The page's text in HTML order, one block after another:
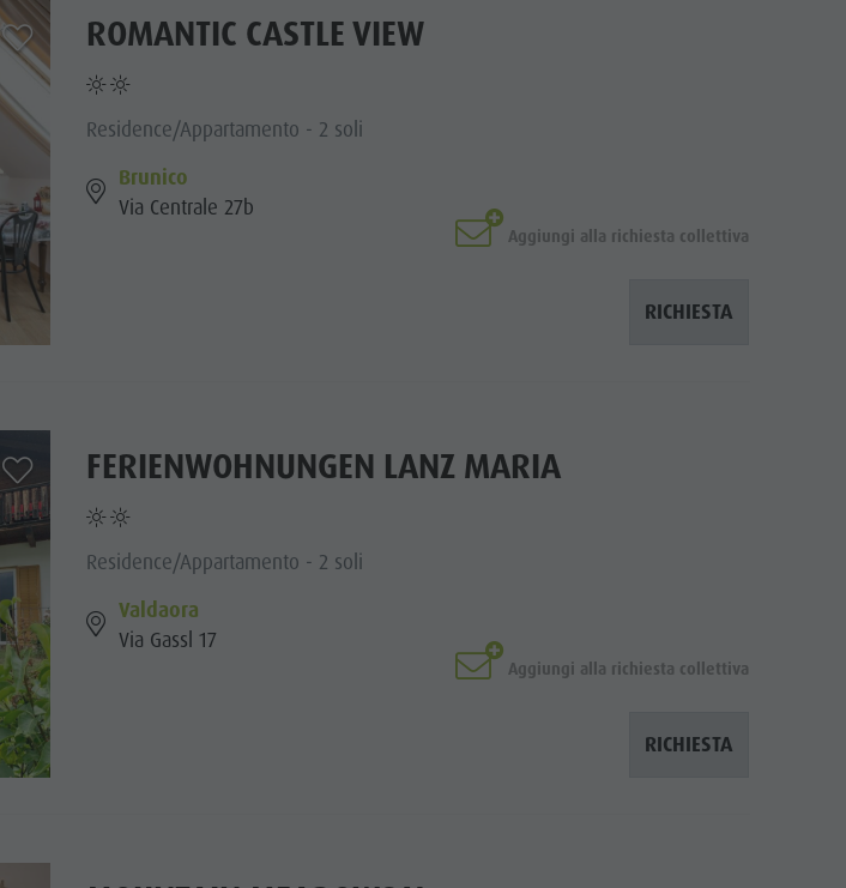
aria.add_to_watchlistROMANTIC CASTLE VIEW
Residence/Appartamento - 2 soli
Brunico
Via Centrale 27b
Aggiungi alla richiesta collettiva
RICHIESTA
aria.add_to_watchlistFERIENWOHNUNGEN LANZ MARIA
Residence/Appartamento - 2 soli
Valdaora
Via Gassl 17
Aggiungi alla richiesta collettiva
RICHIESTA